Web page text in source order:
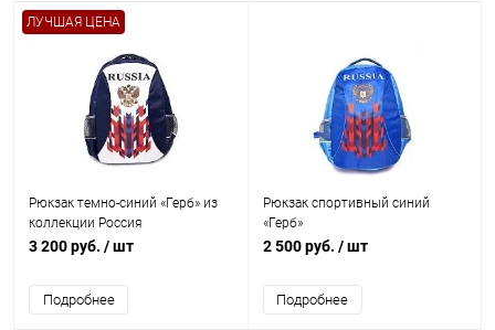
ЛУЧШАЯ ЦЕНА
Рюкзак темно-синий «Герб» из
коллекции Россия
3 200 руб. / шт
Подробнее
Рюкзак спортивный синий
«Герб»
2 500 руб. / шт
Подробнее